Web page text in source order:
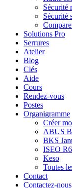
Sécurité
Sécurité
Solutions Pro
Serrures
Atelier
Blog
Clés
Aide
Cours
Rendez-vous
Postes
Organigramme
Créer
ABUS
BKS
ISEO R6
Keso
Toutes
Contact
Contactez-nous